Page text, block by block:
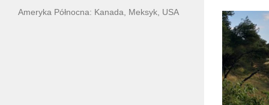
Ameryka Północna: Kanada, Meksyk, USA